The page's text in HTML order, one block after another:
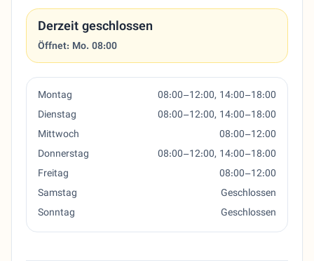
Derzeit geschlossen
Öffnet: Mo. 08:00
Montag
08:00–12:00, 14:00–18:00
Dienstag
08:00–12:00, 14:00–18:00
Mittwoch
08:00–12:00
Donnerstag
08:00–12:00, 14:00–18:00
Freitag
08:00–12:00
Samstag
Geschlossen
Sonntag
Geschlossen